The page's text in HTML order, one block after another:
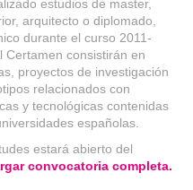
estudios de master,
arquitecto o diplomado,
durante el curso 2011-
Certamen consistirán en
proyectos de investigación
relacionados con
y tecnológicas contenidas
españolas.
estará abierto del
convocatoria completa.